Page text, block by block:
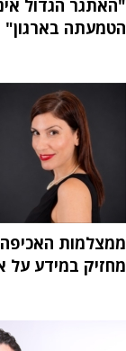
הטמעתה בארגון"
ממצלמות
מחזיק במידע על